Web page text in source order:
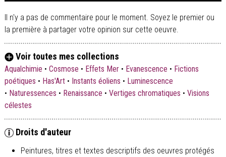
Il n'y a pas de commentaire pour le moment. Soyez le premier ou
la première à partager votre opinion sur cette oeuvre.
Voir toutes mes collections
Aqualchimie • Cosmose • Effets Mer• Evanescence • Fictions
poétiques • Has'Art• Instants éoliens • Luminescence
• Naturessences • Renaissance • Vertiges chromatiques • Visions
célestes
Droits d'auteur
Peintures, titres et textes descriptifs des oeuvres protégés